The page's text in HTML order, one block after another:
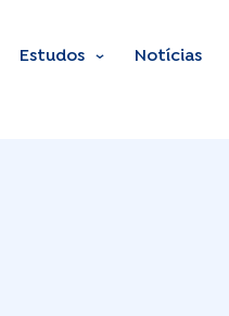
Estudos Notícias